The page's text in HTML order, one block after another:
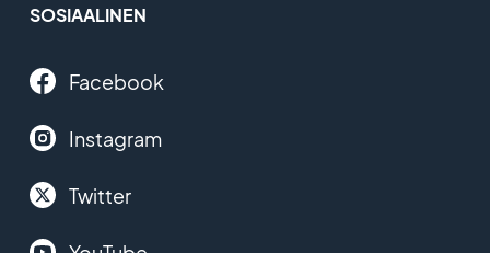
SOSIAALINEN
Facebook
Instagram
Twitter